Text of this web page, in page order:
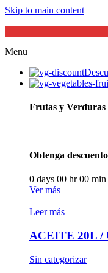
Skip to main content
Menu
Frutas y Verduras
Obtenga
0 days 00 hr00 min
Ver más
Leer más
ACEITE 20L /
Sin categorizar